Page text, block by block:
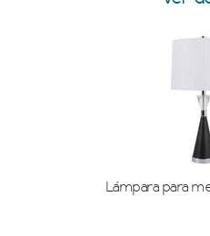
Lámpara para